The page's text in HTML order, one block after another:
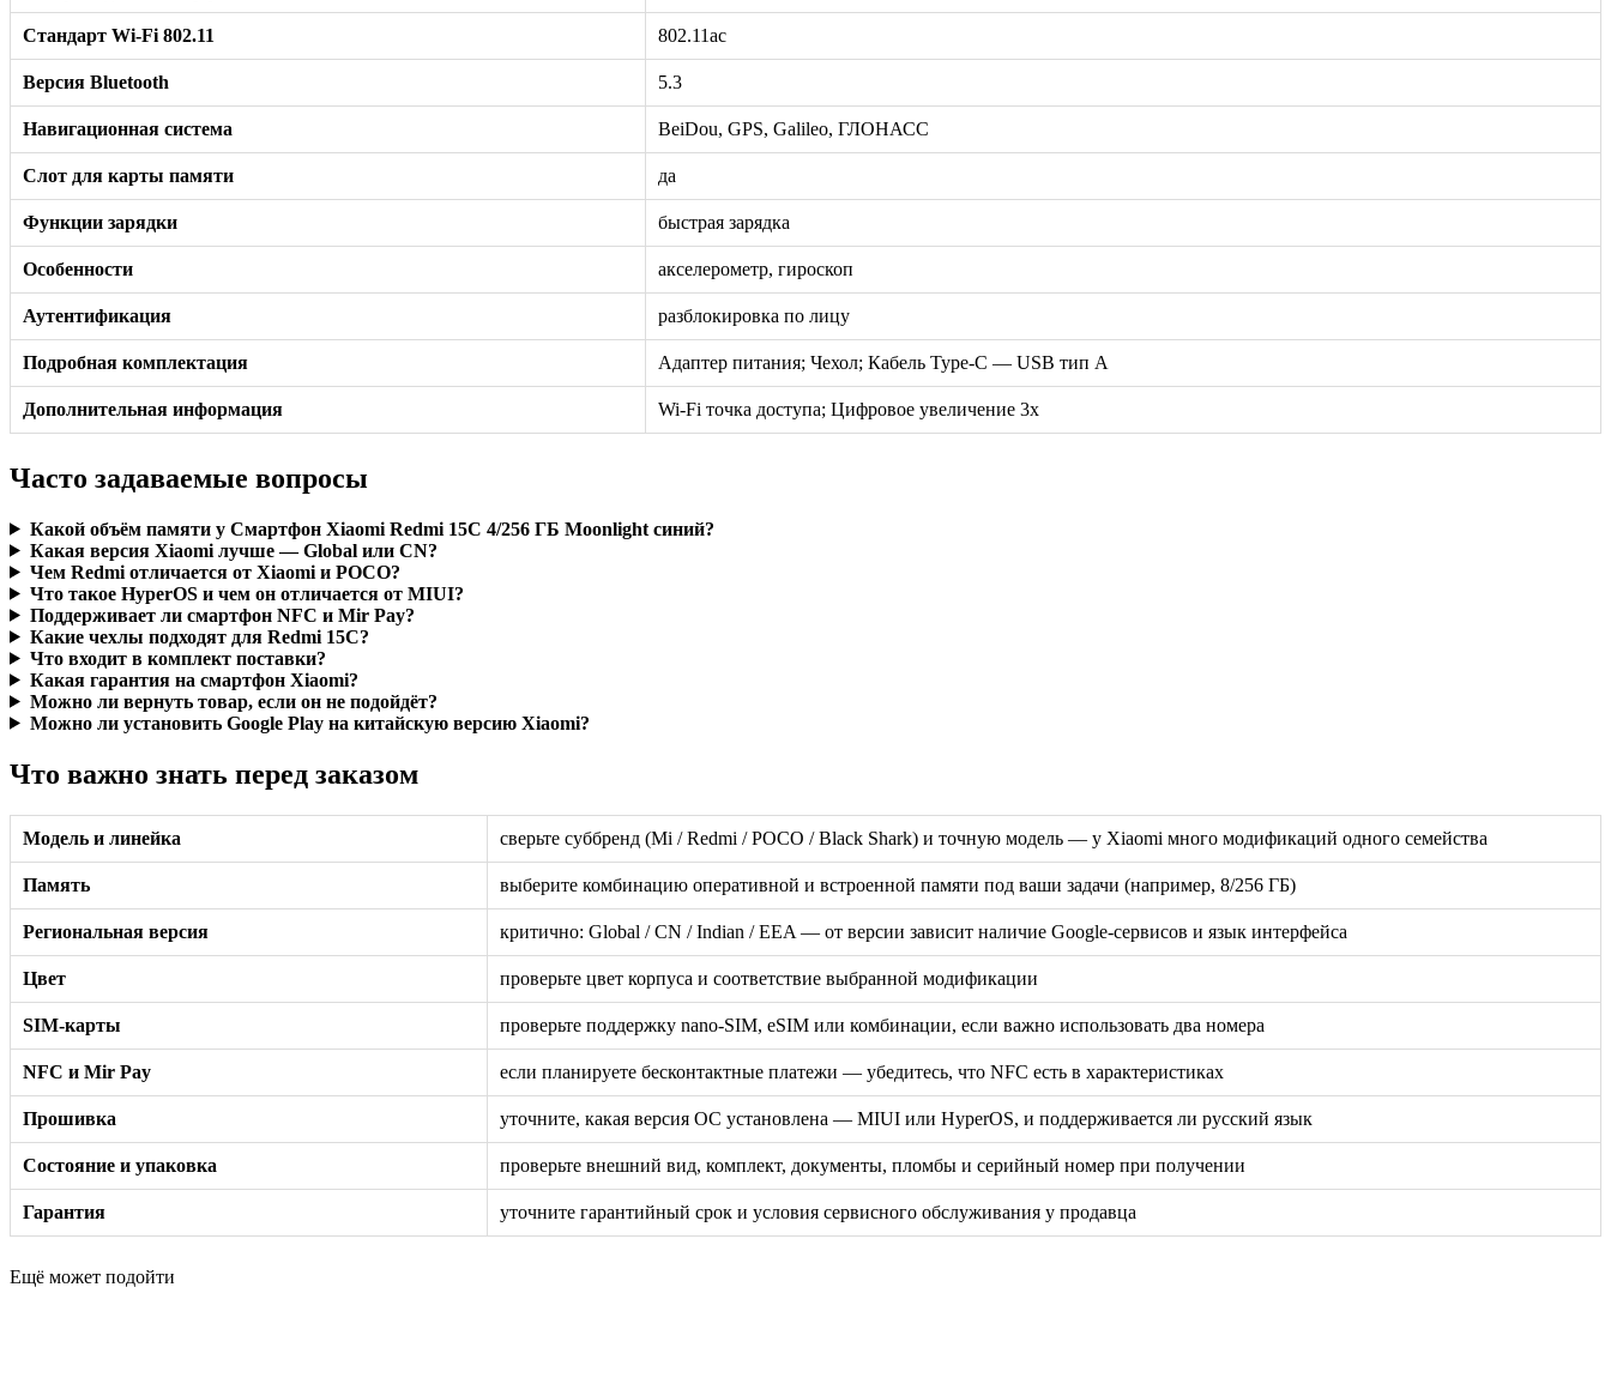
Стандарт Wi-Fi 802.11 802.11ac
Версия Bluetooth 5.3
Навигационная система BeiDou, GPS, Galileo, ГЛОНАСС
Слот для карты памяти да
Функции зарядки быстрая зарядка
Особенности акселерометр, гироскоп
Аутентификация разблокировка по лицу
Подробная комплектация Адаптер питания; Чехол; Кабель Type-C — USB тип А
Дополнительная информация Wi-Fi точка доступа; Цифровое увеличение 3x
Часто задаваемые вопросы
Какой объём памяти у Смартфон Xiaomi Redmi 15C 4/256 ГБ Moonlight синий?
Какая версия Xiaomi лучше — Global или CN?
Чем Redmi отличается от Xiaomi и POCO?
Что такое HyperOS и чем он отличается от MIUI?
Поддерживает ли смартфон NFC и Mir Pay?
Какие чехлы подходят для Redmi 15C?
Что входит в комплект поставки?
Какая гарантия на смартфон Xiaomi?
Можно ли вернуть товар, если он не подойдёт?
Можно ли установить Google Play на китайскую версию Xiaomi?
Что важно знать перед заказом
Модель и линейка сверьте суббренд (Mi / Redmi / POCO / Black Shark) и точную модель — у Xiaomi много модификаций одного семейства
Память выберите комбинацию оперативной и встроенной памяти под ваши задачи (например, 8/256 ГБ)
Региональная версия критично: Global / CN / Indian / EEA — от версии зависит наличие Google-сервисов и язык интерфейса
Цвет проверьте цвет корпуса и соответствие выбранной модификации
SIM-карты проверьте поддержку nano-SIM, eSIM или комбинации, если важно использовать два номера
NFC и Mir Pay если планируете бесконтактные платежи — убедитесь, что NFC есть в характеристиках
Прошивка уточните, какая версия ОС установлена — MIUI или HyperOS, и поддерживается ли русский язык
Состояние и упаковка проверьте внешний вид, комплект, документы, пломбы и серийный номер при получении
Гарантия уточните гарантийный срок и условия сервисного обслуживания у продавца
Ещё может подойти